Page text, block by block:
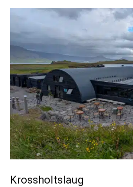
Krossholtslaug